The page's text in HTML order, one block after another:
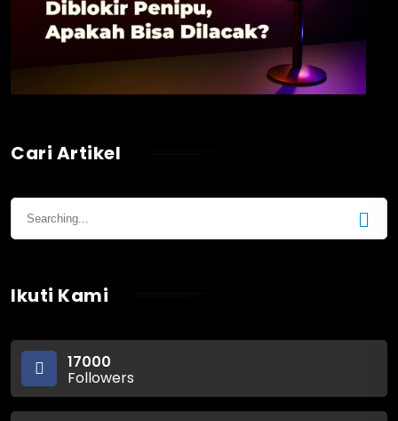
Cari Artikel
Ikuti Kami
17000
Followers